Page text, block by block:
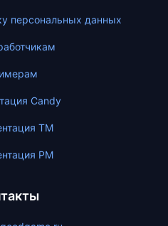
персональных данных
Candy
ТМ
PM